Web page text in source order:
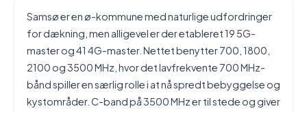
Samsø er en ø-kommune med naturlige udfordringer
for dækning, men alligevel er der etableret 19 5G-
master og 41 4G-master. Nettet benytter 700, 1800,
2100 og 3500 MHz, hvor det lavfrekvente 700 MHz-
bånd spiller en særlig rolle i at nå spredt bebyggelse og
kystområder. C-band på 3500 MHz er til stede og giver